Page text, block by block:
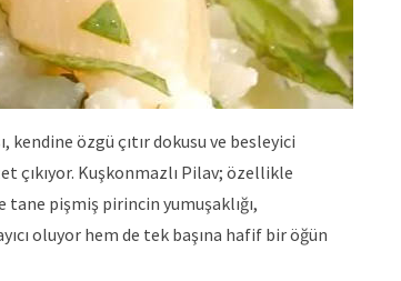
özgü çıtır dokusu ve besleyici
çıkıyor. Kuşkonmazlı Pilav; özellikle
pişmiş pirincin yumuşaklığı,
oluyor hem de tek başına hafif bir öğün